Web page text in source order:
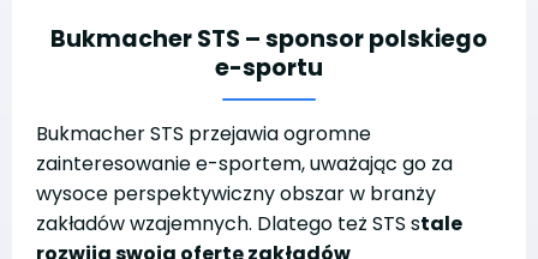
Bukmacher STS – sponsor polskiego
e-sportu
Bukmacher STS przejawia ogromne
zainteresowanie e-sportem, uważając go za
wysoce perspektywiczny obszar w branży
zakładów wzajemnych. Dlatego też STS stale
rozwija swoją ofertę zakładów